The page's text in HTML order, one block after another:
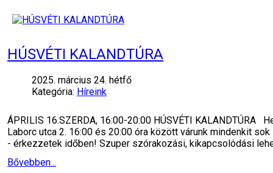
HÚSVÉTI KALANDTÚRA
2025. március 24. hétfő
Kategória: Híreink
ÁPRILIS 16.SZERDA, 16:00-20:00 HÚSVÉTI KALANDTÚRA
Laborc utca 2. 16:00 és 20:00 óra között várunk mindenkit
- érkezzetek időben! Szuper szórakozási, kikapcsolódási
Bővebben...